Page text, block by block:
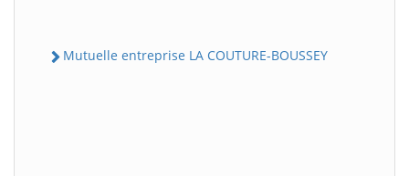
Mutuelle entreprise LA COUTURE-BOUSSEY